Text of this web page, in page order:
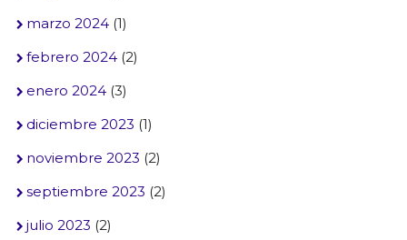
marzo 2024(1)
febrero 2024(2)
enero 2024(3)
diciembre 2023 (1)
noviembre 2023 (2)
septiembre 2023 (2)
julio 2023 (2)